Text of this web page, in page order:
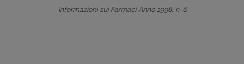
Informazioni sui Farmaci Anno 1998, n. 6